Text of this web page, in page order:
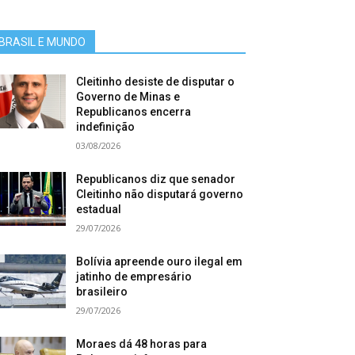
BRASIL E MUNDO
Cleitinho desiste de disputar o
Governo de Minas e
Republicanos encerra
indefinição
03/08/2026
Republicanos diz que senador
Cleitinho não disputará governo
estadual
29/07/2026
Bolívia apreende ouro ilegal em
jatinho de empresário
brasileiro
29/07/2026
Moraes dá 48 horas para